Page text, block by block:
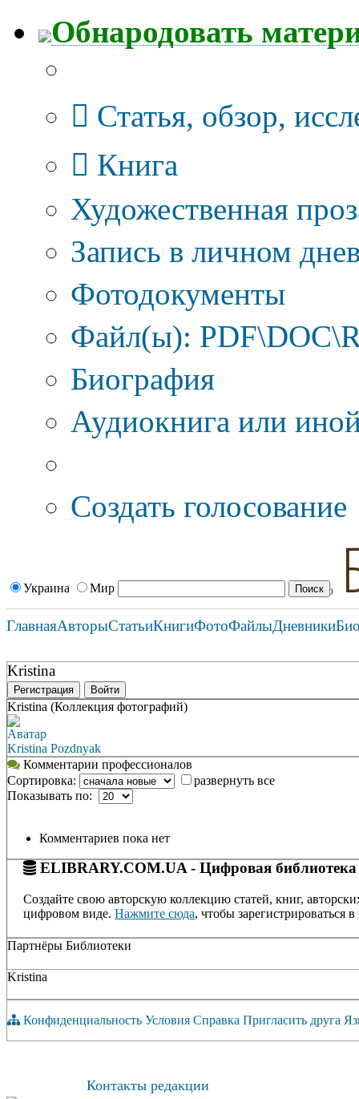
Обнародовать
Статья, обзор,
Книга
Художественная
Запись в личном
Фотодокументы
Файл(ы):
Биография
Аудиокнига или
Создать голосование
Украина Мир
ГлавнаяАвторыСтатьиКнигиФотоФайлыДневники
Kristina
Регистрация Войти
Kristina (Коллекция фотографий)
Аватар
Kristina Pozdnyak
Комментарии профессионалов
Сортировка:
развернуть все
Показывать по:
Комментариев пока нет
ELIBRARY.COM.UA - Цифровая библиотека
Создайте свою авторскую коллекцию статей, книг,
цифровом виде. Нажмите сюда, чтобы зарегистрироваться в
Партнёры Библиотеки
Kristina
Конфиденциальность Условия Справка Пригласить друга
Контакты редакции